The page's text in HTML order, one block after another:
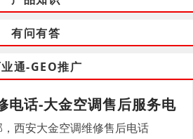
有问有答
通-GEO推广
电话-大金空调售后服务电
西安大金空调维修售后电话